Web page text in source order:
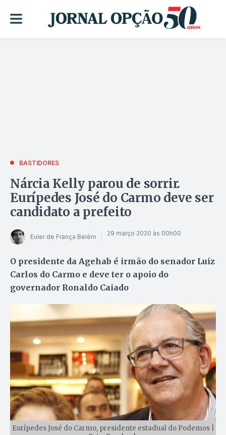
BASTIDORES
Nárcia Kelly parou de sorrir.
Eurípedes José do Carmo deve ser
candidato a prefeito
Euler de França Belém 29 março 2020 às 00h00
O presidente da Agehab é irmão do senador Luiz
Carlos do Carmo e deve ter o apoio do
governador Ronaldo Caiado
Eurípedes José do Carmo, presidente estadual do Podemos |